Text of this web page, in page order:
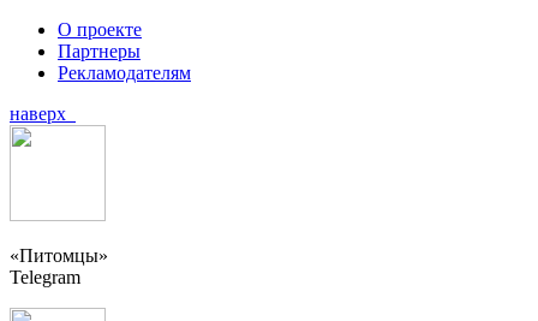
О проекте
Партнеры
Рекламодателям
наверх
«Питомцы»
Telegram